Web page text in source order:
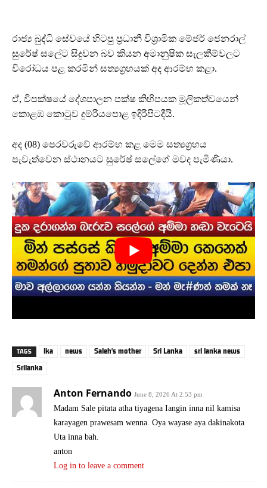
රාජ්‍ය බුද්ධි සේවයේ හිටපු ප්‍රධානී විශ්‍රාමික මේජර් ජෙනරාල්
සුරේෂ් සලේට සිදුවන බව කියන අමානුෂික සැලකීම්වලට
විරෝධය පළ කරමින් සත්‍යග්‍රහයක් අද ආරම්භ කළා.
ඒ, විපක්ෂයේ දේශපාලන පක්ෂ කිහිපයක මූලිකත්වයෙන්
කොළඹ කොටුව දුම්රියපොළ ඉදිරිපිටදීයි.
අද (08) පෙරවරුවේ ආරම්භ කළ මෙම සත්‍යග්‍රහය
පැවැත්වෙන ස්ථානයට සුරේෂ් සලේගේ මවද පැමිණියා.
TAGS lka news Saleh's mother Sri Lanka
sri lanka news
Srilanka
Anton Fernando June 8, 2026 At 2:53 pm
Madam Sale pitata atha tiyagena Iangin inna nil kamisa
karayagen prawesam wenna. Oya wayase aya dakinakota
Uta inna bah.
anton
Log in to leave a comment